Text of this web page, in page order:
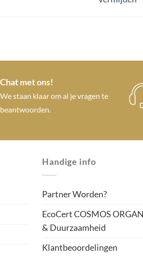
Chat met ons!
We staan klaar om al je vragen te
beantwoorden.
Handige info
Partner Worden?
EcoCert COSMOS
& Duurzaamheid
Klantbeoordelingen